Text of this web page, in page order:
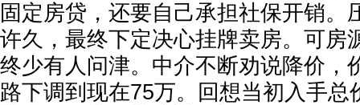
固定房贷，还要自己承担社保开销。
许久，最终下定决心挂牌卖房。可房
终少有人问津。中介不断劝说降价，
路下调到现在75万。回想当初入手总